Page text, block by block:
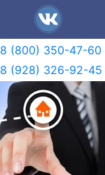
8 (800) 350-47-60
8 (928) 326-92-45